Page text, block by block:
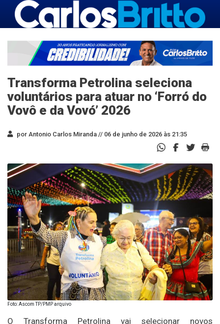
Transforma Petrolina seleciona
voluntários para atuar no ‘Forró do
Vovô e da Vovó’ 2026
por Antonio Carlos Miranda // 06 de junho de 2026 às 21:35
Foto: Ascom TP/PMP arquivo
O Transforma Petrolina vai selecionar novos